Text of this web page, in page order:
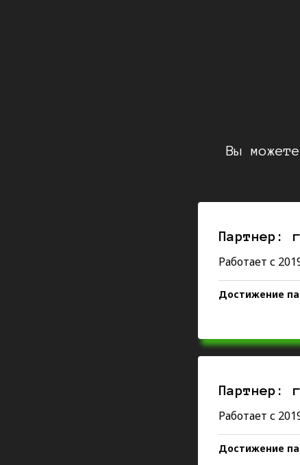
Вы
Партнер:
Работает с
Достижение
Работает
Авито
Яндекс
Партнер:
Работает с
Достижение